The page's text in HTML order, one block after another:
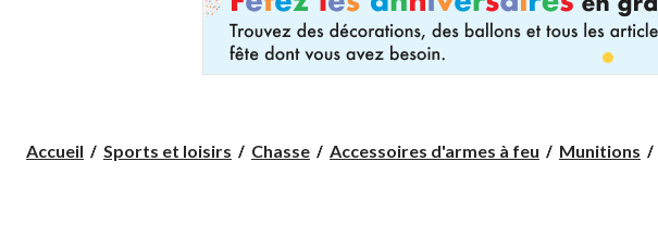
Accueil Sports et loisirs Chasse Accessoires d'armes à feu Munitions